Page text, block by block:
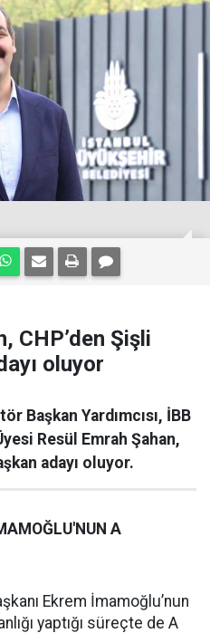
CHP’den Şişli
oluyor
Başkan Yardımcısı, İBB
Resül Emrah Şahan,
adayı oluyor.
A
Ekrem İmamoğlu’nun
yaptığı süreçte de A